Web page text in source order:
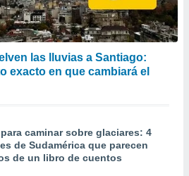
las lluvias a Santiago:
exacto en que cambiará el
caminar sobre glaciares: 4
de Sudamérica que parecen
de un libro de cuentos